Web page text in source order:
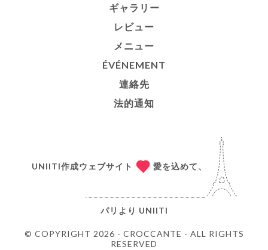
ギャラリー
レビュー
メニュー
ÉVÉNEMENT
連絡先
法的通知
© COPYRIGHT 2026 - CROCCANTE - ALL RIGHTS
RESERVED
UNIITI作成ウェブサイト 愛を込めて、
パリより UNIITI